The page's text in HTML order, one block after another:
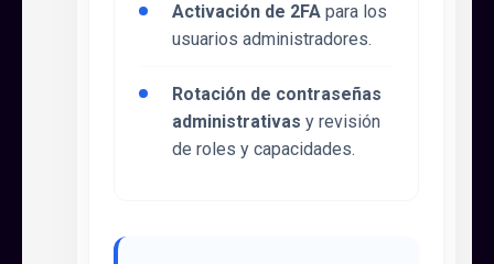
Activación de 2FA para los
usuarios administradores.
Rotación de contraseñas
administrativas y revisión
de roles y capacidades.